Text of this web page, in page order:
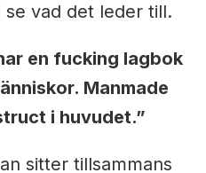
se vad det leder till.
en fucking lagbok
Manmade
i huvudet.”
sitter tillsammans